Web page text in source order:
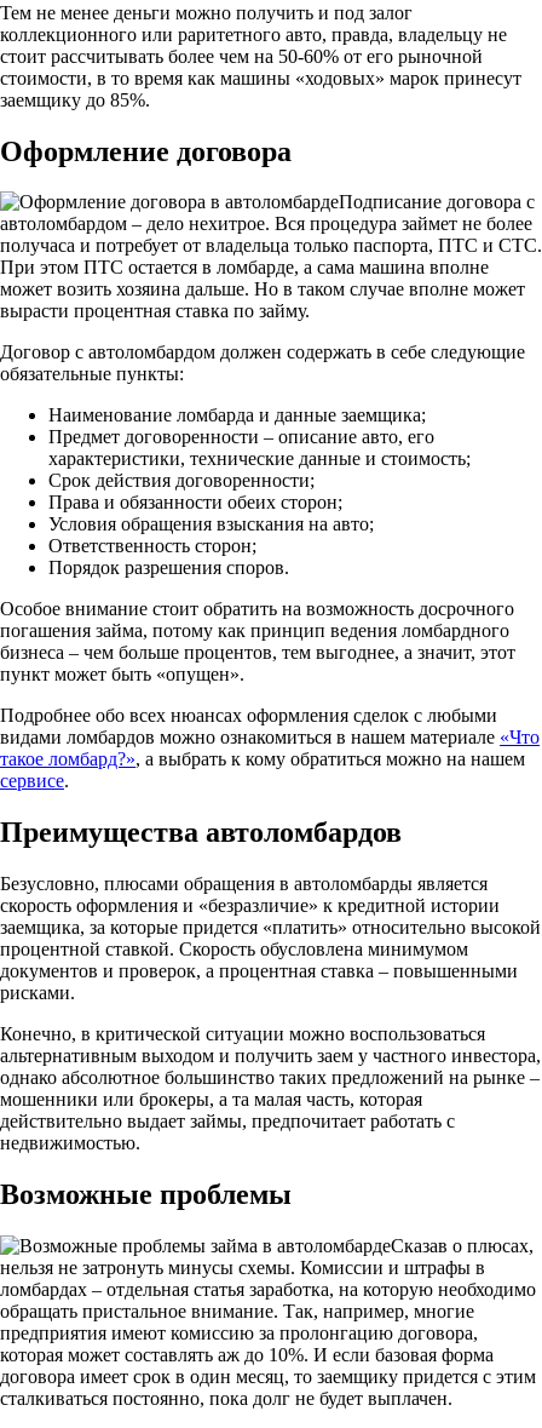
Тем не менее деньги можно получить и под залог
коллекционного или раритетного авто, правда, владельцу не
стоит рассчитывать более чем на 50-60% от его рыночной
стоимости, в то время как машины «ходовых» марок принесут
заемщику до 85%.
Оформление договора
Подписание договора с
автоломбардом – дело нехитрое. Вся процедура займет не более
получаса и потребует от владельца только паспорта, ПТС и СТС.
При этом ПТС остается в ломбарде, а сама машина вполне
может возить хозяина дальше. Но в таком случае вполне может
вырасти процентная ставка по займу.
Договор с автоломбардом должен содержать в себе следующие
обязательные пункты:
Наименование ломбарда и данные заемщика;
Предмет договоренности – описание авто, его
характеристики, технические данные и стоимость;
Срок действия договоренности;
Права и обязанности обеих сторон;
Условия обращения взыскания на авто;
Ответственность сторон;
Порядок разрешения споров.
Особое внимание стоит обратить на возможность досрочного
погашения займа, потому как принцип ведения ломбардного
бизнеса – чем больше процентов, тем выгоднее, а значит, этот
пункт может быть «опущен».
Подробнее обо всех нюансах оформления сделок с любыми
видами ломбардов можно ознакомиться в нашем материале «Что
такое ломбард?», а выбрать к кому обратиться можно на нашем
сервисе.
Преимущества автоломбардов
Безусловно, плюсами обращения в автоломбарды является
скорость оформления и «безразличие» к кредитной истории
заемщика, за которые придется «платить» относительно высокой
процентной ставкой. Скорость обусловлена минимумом
документов и проверок, а процентная ставка – повышенными
рисками.
Конечно, в критической ситуации можно воспользоваться
альтернативным выходом и получить заем у частного инвестора,
однако абсолютное большинство таких предложений на рынке –
мошенники или брокеры, а та малая часть, которая
действительно выдает займы, предпочитает работать с
недвижимостью.
Возможные проблемы
Сказав о плюсах,
нельзя не затронуть минусы схемы. Комиссии и штрафы в
ломбардах – отдельная статья заработка, на которую необходимо
обращать пристальное внимание. Так, например, многие
предприятия имеют комиссию за пролонгацию договора,
которая может составлять аж до 10%. И если базовая форма
договора имеет срок в один месяц, то заемщику придется с этим
сталкиваться постоянно, пока долг не будет выплачен.